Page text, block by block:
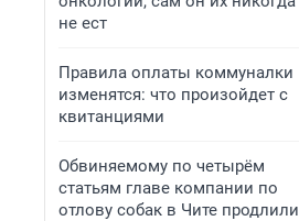
не ест
Правила оплаты коммуналки
изменятся: что произойдет с
квитанциями
Обвиняемому по четырём
статьям главе компании по
отлову собак в Чите продлили